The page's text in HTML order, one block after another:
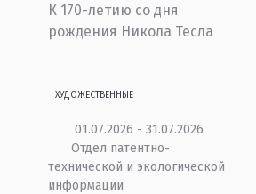
К 170-летию со дня
рождения Никола Тесла
ХУДОЖЕСТВЕННЫЕ
01.07.2026 - 31.07.2026
Отдел патентно-
технической и экологической
информации